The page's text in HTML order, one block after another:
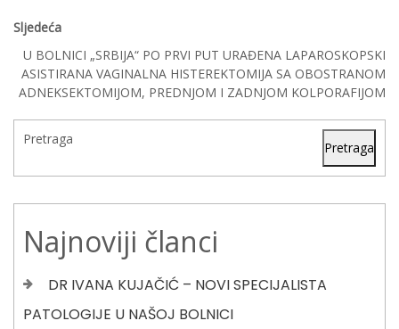
Sljedeća
U BOLNICI „SRBIJA“ PO PRVI PUT URAĐENA LAPAROSKOPSKI
ASISTIRANA VAGINALNA HISTEREKTOMIJA SA OBOSTRANOM
ADNEKSEKTOMIJOM, PREDNJOM I ZADNJOM KOLPORAFIJOM
Pretraga
Pretraga
Najnoviji članci
DR IVANA KUJAČIĆ – NOVI SPECIJALISTA
PATOLOGIJE U NAŠOJ BOLNICI